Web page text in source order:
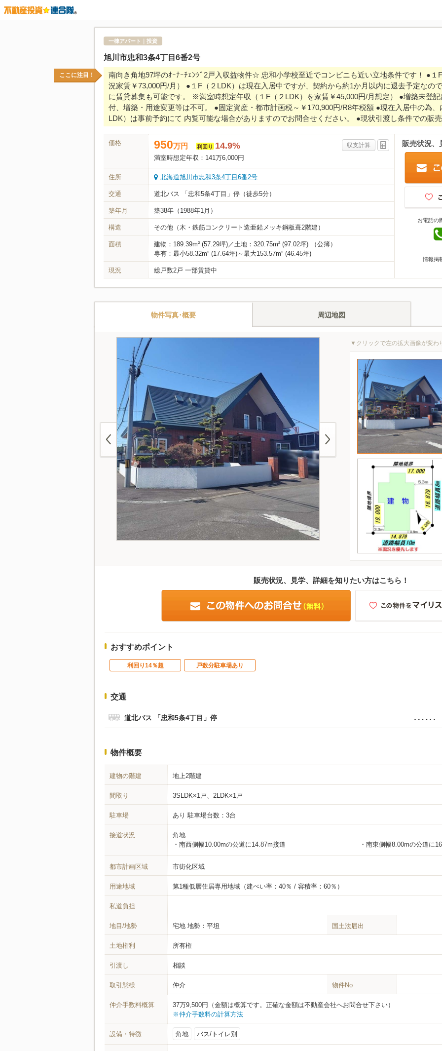
一棟アパート｜投資
旭川市忠和3条4丁目6番2号
ここに注目！
南向き角地97坪のｵｰﾅｰﾁｪﾝｼﾞ2戸入収益物件☆ 忠和小学校至近でコンビニも近い立地条件です！ ●１
況家賃￥73,000円/月） ●１F（２LDK）は現在入居中ですが、契約から約1か月以内に退去予定なの
に賃貸募集も可能です。 ※満室時想定年収（１F（２LDK）を家賃￥45,000円/月想定） ●増築未登
付、増築・用途変更等は不可。 ●固定資産・都市計画税～￥170,900円/R8年税額 ●現在入居中の為
LDK）は事前予約にて 内覧可能な場合がありますのでお問合せください。 ●現状引渡し条件での販
価格 収支計算
950万円 利回り 14.9%
満室時想定年収： 141万6,000円
住所 北海道旭川市忠和3条4丁目6番2号
交通 道北バス 「忠和5条4丁目」停（徒歩5分）
築年月 築38年 （1988年1月）
構造 その他（木・鉄筋コンクリート造亜鉛メッキ鋼板葺2階建）
面積 建物：189.39m² (57.29坪)／土地： 320.75m² (97.02坪)
（公簿）
専有：最小58.32m² (17.64坪)～最大153.57m² (46.45坪)
現況 総戸数2戸 一部賃貸中
販売状況、
お電話の
情報掲
物件写真･概要 周辺地図
▼クリックで左の拡大画像が変わ
販売状況、見学、詳細を知りたい方はこちら！
おすすめポイント
利回り14％超 戸数分駐車場あり
交通
道北バス 「忠和5条4丁目」停
物件概要
建物の階建 地上2階建
間取り 3SLDK×1戸、2LDK×1戸
駐車場 あり 駐車場台数：3台
接道状況
角地
南西側幅10.00mの公道に14.87m接道
南東側幅8.00mの公道に
都市計画区域 市街化区域
用途地域 第1種低層住居専用地域 （建ぺい率：40％ / 容積率：60％）
私道負担
地目/地勢 宅地 地勢：平坦 国土法届出
土地権利 所有権
引渡し 相談
取引態様 仲介 物件No
仲介手数料概算
37万9,500円（金額は概算です。正確な金額は不動産会社へお問合せ下さい）
※仲介手数料の計算方法
設備・特徴 角地 バス/トイレ別